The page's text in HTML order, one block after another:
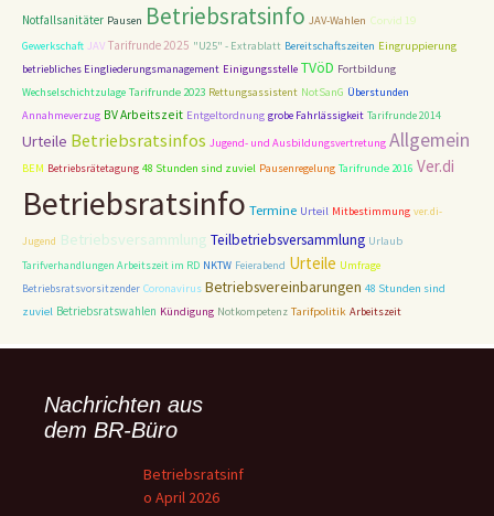
Notfallsanitäter Pausen Betriebsratsinfo JAV-Wahlen Corvid 19
Gewerkschaft JAV Tarifrunde 2025 "U25" - Extrablatt Bereitschaftszeiten Eingruppierung
betriebliches Eingliederungsmanagement Einigungsstelle TVöD Fortbildung
Wechselschichtzulage Tarifrunde 2023 Rettungsassistent NotSanG Überstunden
Annahmeverzug BV Arbeitszeit Entgeltordnung grobe Fahrlässigkeit Tarifrunde 2014
Urteile Betriebsratsinfos Jugend- und Ausbildungsvertretung Allgemein
BEM Betriebsrätetagung 48 Stunden sind zuviel Pausenregelung Tarifrunde 2016 Ver.di
Betriebsratsinfo Termine Urteil Mitbestimmung ver.di-
Jugend Betriebsversammlung Teilbetriebsversammlung Urlaub
Tarifverhandlungen Arbeitszeit im RD NKTW Feierabend Urteile Umfrage
Betriebsratsvorsitzender Coronavirus Betriebsvereinbarungen 48 Stunden sind
zuviel Betriebsratswahlen Kündigung Notkompetenz Tarifpolitik Arbeitszeit
Nachrichten aus
dem BR-Büro
Betriebsratsinf
o April 2026